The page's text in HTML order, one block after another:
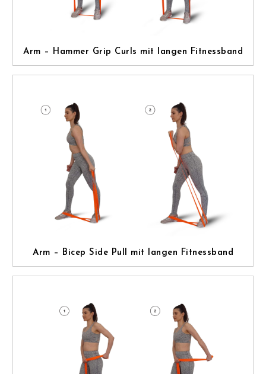
Arm – Hammer Grip Curls mit langen Fitnessband
Arm – Bicep Side Pull mit langen Fitnessband